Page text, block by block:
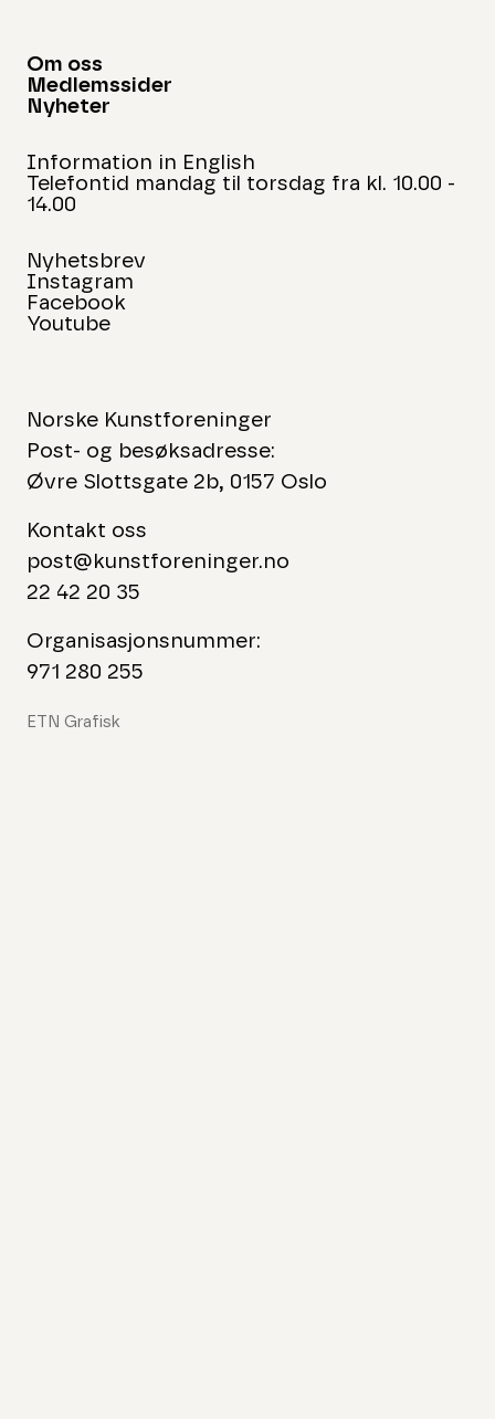
Om oss
Medlemssider
Nyheter
Information in English
Telefontid mandag til torsdag fra kl. 10.00 -
14.00
Nyhetsbrev
Instagram
Facebook
Youtube
Norske Kunstforeninger
Post- og besøksadresse:
Øvre Slottsgate 2b, 0157 Oslo
Kontakt oss
post@kunstforeninger.no
22 42 20 35
Organisasjonsnummer:
971 280 255
ETN Grafisk